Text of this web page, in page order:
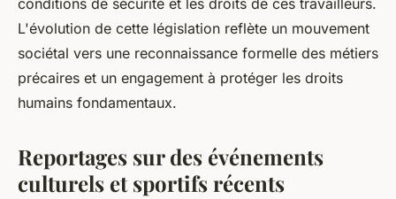
conditions de sécurité et les droits de ces travailleurs.
L'évolution de cette législation reflète un mouvement
sociétal vers une reconnaissance formelle des métiers
précaires et un engagement à protéger les droits
humains fondamentaux.
Reportages sur des événements
culturels et sportifs récents